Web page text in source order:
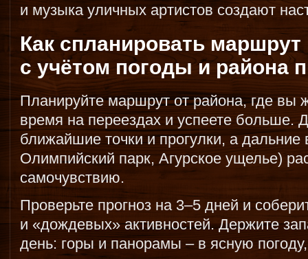
и музыка уличных артистов создают
Как спланировать
с учётом погоды и района
Планируйте маршрут от района, где вы
время на переездах и успеете больше.
ближайшие точки и прогулки, а
Олимпийский парк, Агурское ущелье)
самочувствию.
Проверьте прогноз на 3–5 дней и
и «дождевых» активностей. Держите
день: горы и панорамы – в ясную